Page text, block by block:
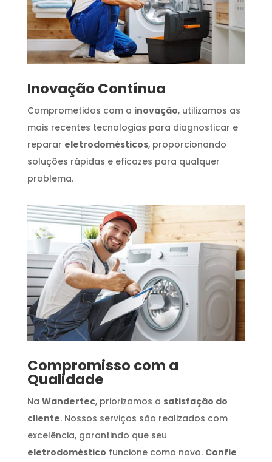
Inovação Contínua
Comprometidos com a inovação, utilizamos as
mais recentes tecnologias para diagnosticar e
reparar eletrodomésticos, proporcionando
soluções rápidas e eficazes para qualquer
problema.
Compromisso com a
Qualidade
Na Wandertec, priorizamos a satisfação do
cliente. Nossos serviços são realizados com
excelência, garantindo que seu
eletrodoméstico funcione como novo. Confie